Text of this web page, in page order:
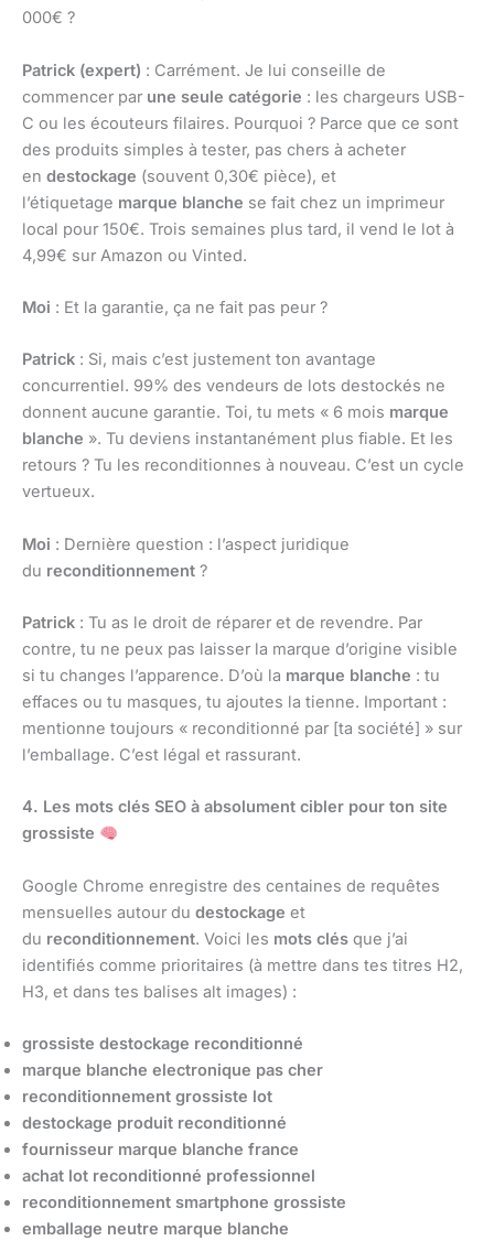
000€ ?
Patrick (expert) : Carrément. Je lui conseille de
commencer par une seule catégorie : les chargeurs USB-
C ou les écouteurs filaires. Pourquoi ? Parce que ce sont
des produits simples à tester, pas chers à acheter
en destockage (souvent 0,30€ pièce), et
l’étiquetage marque blanche se fait chez un imprimeur
local pour 150€. Trois semaines plus tard, il vend le lot à
4,99€ sur Amazon ou Vinted.
Moi : Et la garantie, ça ne fait pas peur ?
Patrick : Si, mais c’est justement ton avantage
concurrentiel. 99% des vendeurs de lots destockés ne
donnent aucune garantie. Toi, tu mets « 6 mois marque
blanche ». Tu deviens instantanément plus fiable. Et les
retours ? Tu les reconditionnes à nouveau. C’est un cycle
vertueux.
Moi : Dernière question : l’aspect juridique
du reconditionnement ?
Patrick : Tu as le droit de réparer et de revendre. Par
contre, tu ne peux pas laisser la marque d’origine visible
si tu changes l’apparence. D’où la marque blanche : tu
effaces ou tu masques, tu ajoutes la tienne. Important :
mentionne toujours « reconditionné par [ta société] » sur
l’emballage. C’est légal et rassurant.
4. Les mots clés SEO à absolument cibler pour ton site
grossiste
Google Chrome enregistre des centaines de requêtes
mensuelles autour du destockage et
du reconditionnement. Voici les mots clés que j’ai
identifiés comme prioritaires (à mettre dans tes titres H2,
H3, et dans tes balises alt images) :
grossiste destockage reconditionné
marque blanche electronique pas cher
reconditionnement grossiste lot
destockage produit reconditionné
fournisseur marque blanche france
achat lot reconditionné professionnel
reconditionnement smartphone grossiste
emballage neutre marque blanche